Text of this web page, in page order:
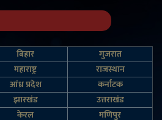
बिहार
गुजरात
महाराष्ट्र
राजस्थान
आंध्र प्रदेश
कर्नाटक
झारखंड
उत्तराखंड
केरल
मणिपुर